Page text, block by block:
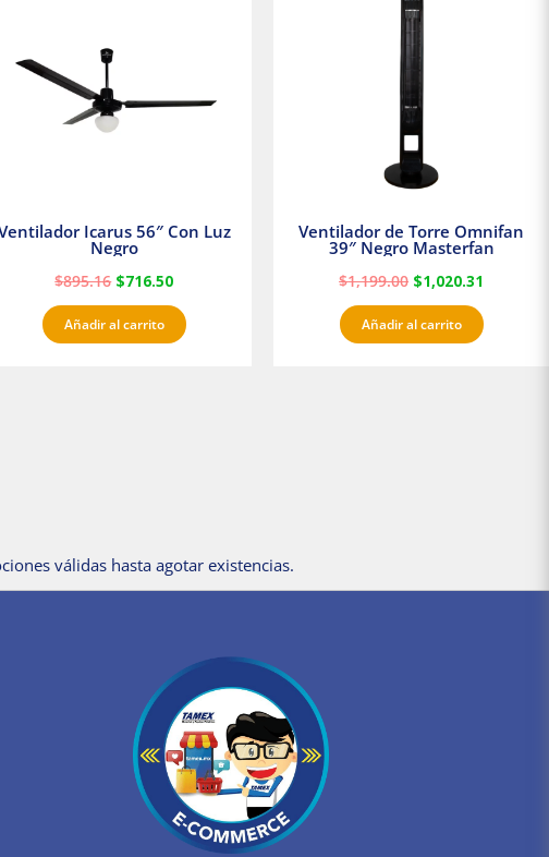
Icarus 56″ Con Luz
Negro
$895.16 $716.50
Añadir al carrito
Ventilador de Torre Omnifan
39″ Negro Masterfan
$1,199.00
era:
$1,199.00.
$1,020.31
Añadir al carrito
válidas hasta agotar existencias.